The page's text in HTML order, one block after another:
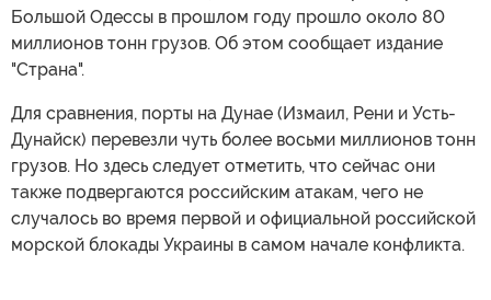
Большой Одессы в прошлом году прошло около 80
миллионов тонн грузов. Об этом сообщает издание
"Страна".
Для сравнения, порты на Дунае (Измаил, Рени и Усть-
Дунайск) перевезли чуть более восьми миллионов тонн
грузов. Но здесь следует отметить, что сейчас они
также подвергаются российским атакам, чего не
случалось во время первой и официальной российской
морской блокады Украины в самом начале конфликта.